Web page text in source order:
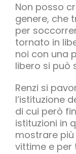
Non posso
genere, che
per
tornato in
noi con una
libero si può
Renzi si
l’istituzione
di cui però
istituzioni in
mostrare
vittime e per